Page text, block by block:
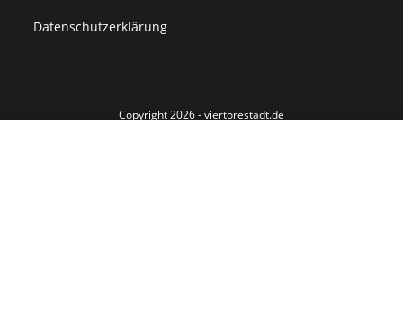
Datenschutzerklärung
Copyright 2026 - viertorestadt.de